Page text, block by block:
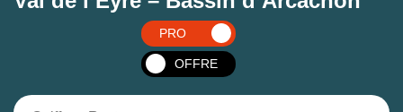
PRO
OFFRE